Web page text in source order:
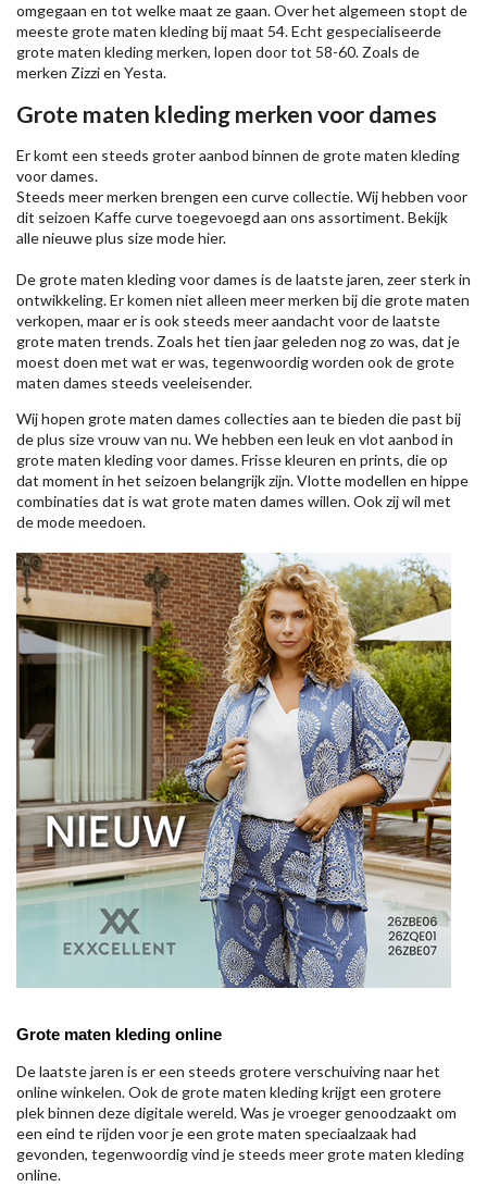
omgegaan en tot welke maat ze gaan. Over het algemeen stopt de
meeste grote maten kleding bij maat 54. Echt gespecialiseerde
grote maten kleding merken, lopen door tot 58-60. Zoals de
merken Zizzien Yesta.
Grote maten kleding merken voor dames
Er komt een steeds groter aanbod binnen de grote maten kleding
voor dames.
Steeds meer merken brengen een curve collectie. Wij hebben voor
dit seizoen Kaffecurve toegevoegd aan ons assortiment. Bekijk
alle nieuweplus size modehier.
De grote maten kleding voor dames is de laatste jaren, zeer sterk in
ontwikkeling. Er komen niet alleen meer merken bij die grote maten
verkopen, maar er is ook steeds meer aandacht voor de laatste
grote maten trends. Zoals het tien jaar geleden nog zo was, dat je
moest doen met wat er was, tegenwoordig worden ook de grote
maten dames steeds veeleisender.
Wij hopen grote maten dames collecties aan te bieden die past bij
de plus size vrouw van nu. We hebben een leuk en vlot aanbod in
grote maten kleding voor dames. Frisse kleuren en prints, die op
dat moment in het seizoen belangrijk zijn. Vlotte modellen en hippe
combinaties dat is wat grote maten dames willen. Ook zij wil met
de mode meedoen.
Grote maten kleding online
De laatste jaren is er een steeds grotere verschuiving naar het
online winkelen. Ook de grote maten kleding krijgt een grotere
plek binnen deze digitale wereld. Was je vroeger genoodzaakt om
een eind te rijden voor je een grote maten speciaalzaak had
gevonden, tegenwoordig vind je steeds meer grote maten kleding
online.